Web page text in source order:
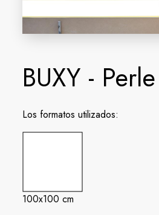
BUXY - Perle
Los formatos utilizados:
100x100 cm